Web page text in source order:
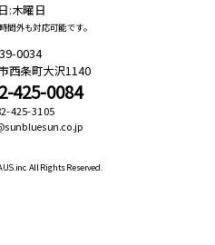
:木曜日
間外も対応可能です。
0034
西条町大沢1140
425-0084
425-3105
All Rights Reserved.